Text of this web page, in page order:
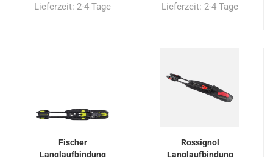
Lieferzeit: 2-4 Tage
Lieferzeit: 2-4 Tage
Fischer
Langlaufbindung
Rossignol
Langlaufbindung